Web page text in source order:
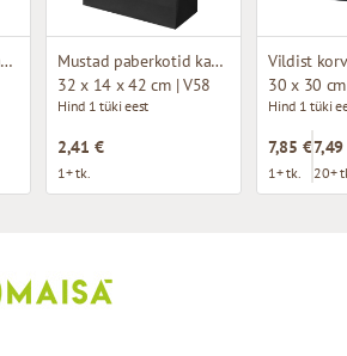
Mustad paberkotid kangast käepidemetega
Mustad paberkotid kangast käepidemetega
32 x 14 x 42 cm | V58
Hind 1 tüki eest
2,41 €
1+ tk.
Vildist
30 x 30
Hind 1 tüki
7,85 €
1+ tk. 20+